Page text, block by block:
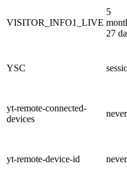
VISITOR_INFO1_LIVE
5
27
YSC
yt-remote-connected-
devices
never
yt-remote-device-id never